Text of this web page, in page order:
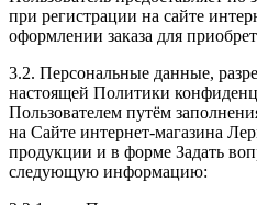
при регистрации на сайте
оформлении заказа для
3.2. Персональные данные,
настоящей Политики
Пользователем путём
на Сайте интернет-магазина
продукции и в форме Задать
следующую информацию: